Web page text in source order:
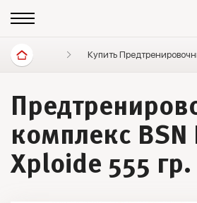
Спортивное питание
Купить
комплекс BSN
Xploide 555 гр.